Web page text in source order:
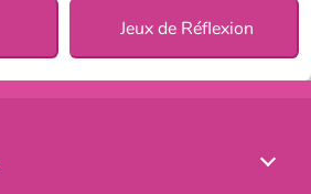
Jeux de Réflexion